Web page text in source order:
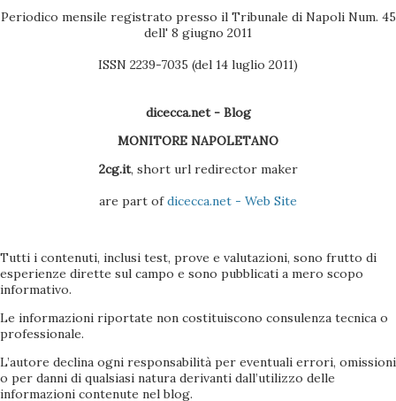
Periodico mensile registrato presso il Tribunale di Napoli Num. 45
dell' 8 giugno 2011
ISSN 2239-7035 (del 14 luglio 2011)
dicecca.net - Blog
MONITORE NAPOLETANO
2cg.it, short url redirector maker
are part ofdicecca.net - Web Site
Tutti i contenuti, inclusi test, prove e valutazioni, sono frutto di
esperienze dirette sul campo e sono pubblicati a mero scopo
informativo.
Le informazioni riportate non costituiscono consulenza tecnica o
professionale.
L’autore declina ogni responsabilità per eventuali errori, omissioni
o per danni di qualsiasi natura derivanti dall’utilizzo delle
informazioni contenute nel blog.